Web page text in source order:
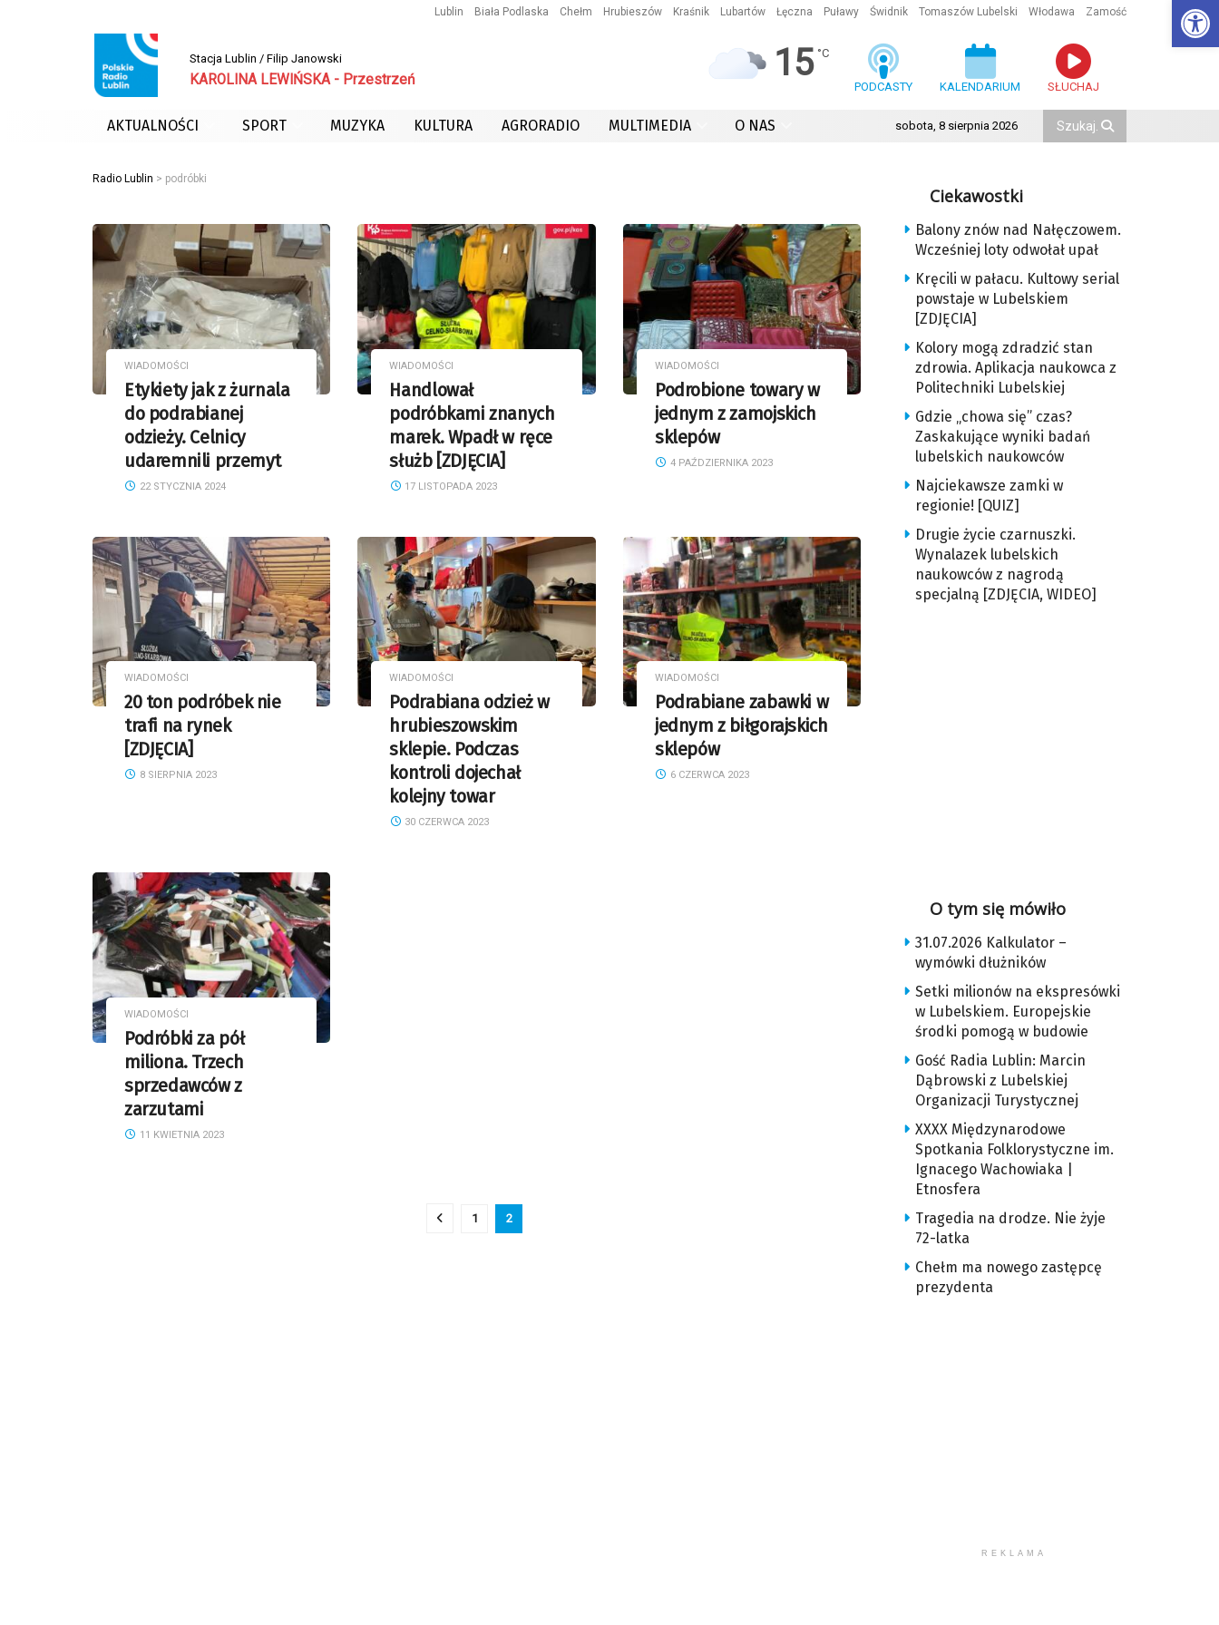
Lublin Biała Podlaska Chełm Hrubieszów Kraśnik Lubartów Łęczna Puławy Świdnik Tomaszów Lubelski Włodawa Zamość
Stacja Lublin / Filip Janowski
KAROLINA LEWIŃSKA - Przestrzeń 15 °C
PODCASTY KALENDARIUM SŁUCHAJ
AKTUALNOŚCI SPORT MUZYKA KULTURA AGRORADIO MULTIMEDIA O NAS sobota, 8 sierpnia 2026
Radio Lublin > podróbki
WIADOMOŚCI
Etykiety jak z żurnala
do podrabianej
odzieży. Celnicy
udaremnili przemyt
22 STYCZNIA 2024
WIADOMOŚCI
Handlował
podróbkami znanych
marek. Wpadł w ręce
służb [ZDJĘCIA]
17 LISTOPADA 2023
WIADOMOŚCI
Podrobione towary w
jednym z zamojskich
sklepów
4 PAŹDZIERNIKA 2023
WIADOMOŚCI
20 ton podróbek nie
trafi na rynek
[ZDJĘCIA]
8 SIERPNIA 2023
WIADOMOŚCI
Podrabiana odzież w
hrubieszowskim
sklepie. Podczas
kontroli dojechał
kolejny towar
30 CZERWCA 2023
WIADOMOŚCI
Podrabiane zabawki w
jednym z biłgorajskich
sklepów
6 CZERWCA 2023
WIADOMOŚCI
Podróbki za pół
miliona. Trzech
sprzedawców z
zarzutami
11 KWIETNIA 2023
1 2
Ciekawostki
Balony znów nad Nałęczowem.
Wcześniej loty odwołał upał
Kręcili w pałacu. Kultowy serial
powstaje w Lubelskiem
[ZDJĘCIA]
Kolory mogą zdradzić stan
zdrowia. Aplikacja naukowca z
Politechniki Lubelskiej
Gdzie „chowa się” czas?
Zaskakujące wyniki badań
lubelskich naukowców
Najciekawsze zamki w
regionie! [QUIZ]
Drugie życie czarnuszki.
Wynalazek lubelskich
naukowców z nagrodą
specjalną [ZDJĘCIA, WIDEO]
O tym się mówiło
31.07.2026 Kalkulator –
wymówki dłużników
Setki milionów na ekspresówki
w Lubelskiem. Europejskie
środki pomogą w budowie
Gość Radia Lublin: Marcin
Dąbrowski z Lubelskiej
Organizacji Turystycznej
XXXX Międzynarodowe
Spotkania Folklorystyczne im.
Ignacego Wachowiaka |
Etnosfera
Tragedia na drodze. Nie żyje
72-latka
Chełm ma nowego zastępcę
prezydenta
REKLAMA